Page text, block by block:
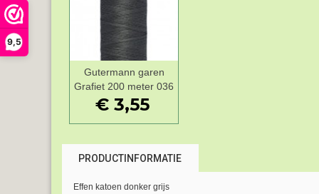
9,5
Add to Wishlist
Gutermann garen
Grafiet 200 meter 036
€ 3,55
PRODUCTINFORMATIE
Effen katoen donker grijs